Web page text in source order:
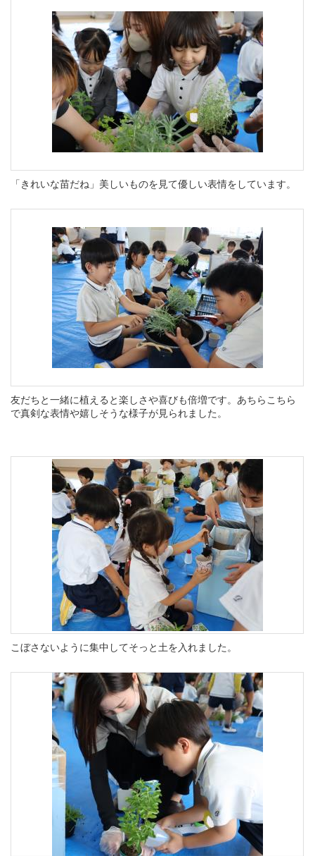
「きれいな苗だね」美しいものを見て優しい表情をしています。
友だちと一緒に植えると楽しさや喜びも倍増です。あちらこちら
で真剣な表情や嬉しそうな様子が見られました。
こぼさないように集中してそっと土を入れました。